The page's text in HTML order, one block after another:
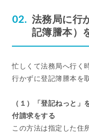
法務局に行
記簿謄本）
忙しくて法務局へ行く
行かずに登記簿謄本を
（１）「登記ねっと
付請求をする
この方法は指定した住